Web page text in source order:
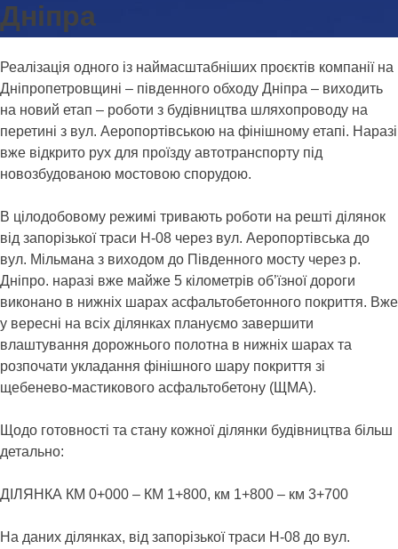
Дніпра
Реалізація одного із наймасштабніших проєктів компанії на
Дніпропетровщині – південного обходу Дніпра – виходить
на новий етап – роботи з будівництва шляхопроводу на
перетині з вул. Аеропортівською на фінішному етапі. Наразі
вже відкрито рух для проїзду автотранспорту під
новозбудованою мостовою спорудою.
В цілодобовому режимі тривають роботи на решті ділянок
від запорізької траси Н-08 через вул. Аеропортівська до
вул. Мільмана з виходом до Південного мосту через р.
Дніпро. наразі вже майже 5 кілометрів об’їзної дороги
виконано в нижніх шарах асфальтобетонного покриття. Вже
у вересні на всіх ділянках плануємо завершити
влаштування дорожнього полотна в нижніх шарах та
розпочати укладання фінішного шару покриття зі
щебенево-мастикового асфальтобетону (ЩМА).
Щодо готовності та стану кожної ділянки будівництва більш
детально:
ДІЛЯНКА КМ 0+000 – КМ 1+800, км 1+800 – км 3+700
На даних ділянках, від запорізької траси Н-08 до вул.